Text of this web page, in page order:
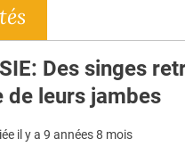
Des singes
de leurs jambes
il y a 9 années 8 mois